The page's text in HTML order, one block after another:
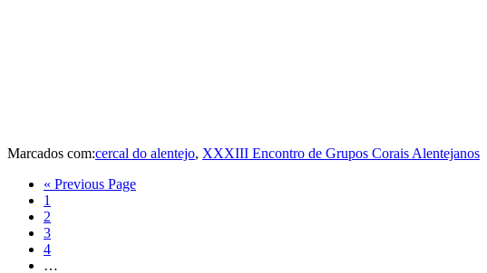
Marcados com:cercal do alentejo, XXXIII Encontro de Grupos Corais Alentejanos
« Go
Previous Page
Página
1
Página
2
Página
3
Página
4
…